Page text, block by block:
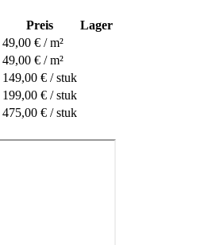
Preis
Lager
49,00 € / m²
49,00 € / m²
149,00 € / stuk
199,00 € / stuk
475,00 € / stuk